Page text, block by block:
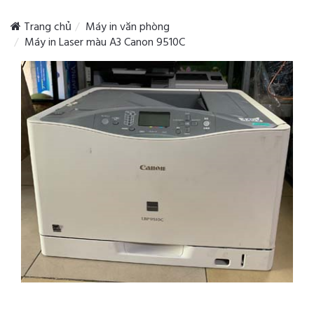
Trang chủ
Máy in văn phòng
Máy in Laser màu A3 Canon 9510C